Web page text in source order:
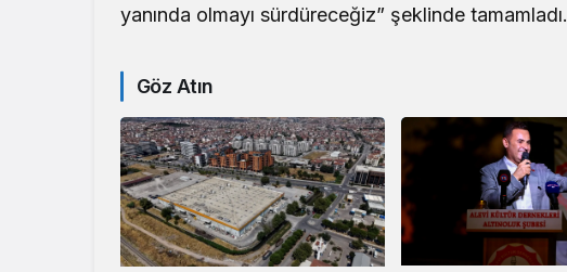
yanında olmayı sürdüreceğiz” şeklinde tamamladı.
Göz Atın